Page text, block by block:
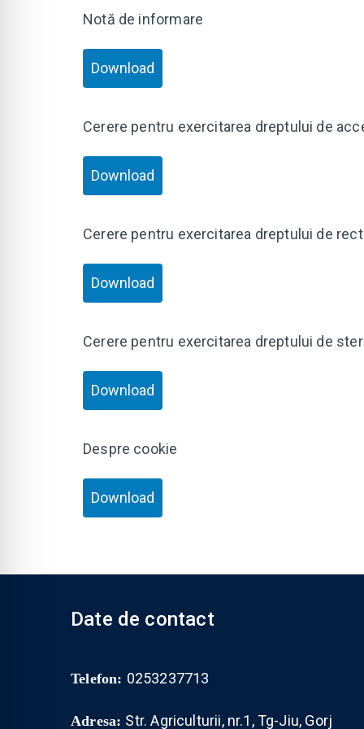
Notă de informare
Download
Cerere pentru exercitarea dreptului de
Download
Cerere pentru exercitarea dreptului de
Download
Cerere pentru exercitarea dreptului de
Download
Despre cookie
Download
Date de contact
Telefon: 0253237713
Adresa: Str. Agriculturii, nr.1, Tg-Jiu, Gorj